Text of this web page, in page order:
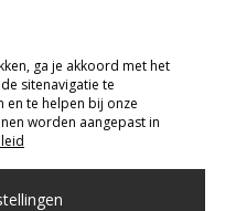
ga je akkoord met het
sitenavigatie te
en te helpen bij onze
worden aangepast in